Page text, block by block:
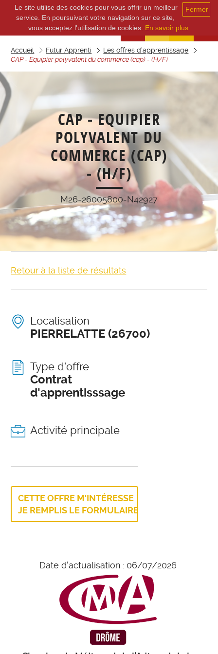
Accueil Futur Apprenti
Les offres d'apprentissage
CAP - Equipier polyvalent du commerce (cap) - (H/F)
CAP - EQUIPIER
POLYVALENT DU
COMMERCE (CAP)
- (H/F)
M26-26005800-N42927
Retour à la liste de résultats
Localisation
PIERRELATTE (26700)
Type d'offre
Contrat
d'apprentisssage
Activité principale
CETTE OFFRE M'INTÉRESSE
JE REMPLIS LE FORMULAIRE
Date d'actualisation : 06/07/2026
Fermer
Le site utilise des cookies pour vous offrir un meilleur
service. En poursuivant votre navigation sur ce site,
vous acceptez l'utilisation de cookies. En savoir plus